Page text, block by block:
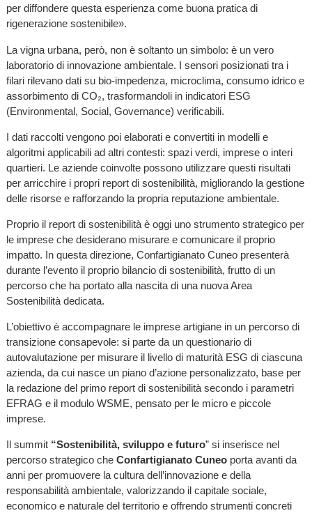
per diffondere questa esperienza come buona pratica di
rigenerazione sostenibile».
La vigna urbana, però, non è soltanto un simbolo: è un vero
laboratorio di innovazione ambientale. I sensori posizionati tra i
filari rilevano dati su bio-impedenza, microclima, consumo idrico e
assorbimento di CO₂, trasformandoli in indicatori ESG
(Environmental, Social, Governance) verificabili.
I dati raccolti vengono poi elaborati e convertiti in modelli e
algoritmi applicabili ad altri contesti: spazi verdi, imprese o interi
quartieri. Le aziende coinvolte possono utilizzare questi risultati
per arricchire i propri report di sostenibilità, migliorando la gestione
delle risorse e rafforzando la propria reputazione ambientale.
Proprio il report di sostenibilità è oggi uno strumento strategico per
le imprese che desiderano misurare e comunicare il proprio
impatto. In questa direzione, Confartigianato Cuneo presenterà
durante l’evento il proprio bilancio di sostenibilità, frutto di un
percorso che ha portato alla nascita di una nuova Area
Sostenibilità dedicata.
L’obiettivo è accompagnare le imprese artigiane in un percorso di
transizione consapevole: si parte da un questionario di
autovalutazione per misurare il livello di maturità ESG di ciascuna
azienda, da cui nasce un piano d’azione personalizzato, base per
la redazione del primo report di sostenibilità secondo i parametri
EFRAG e il modulo WSME, pensato per le micro e piccole
imprese.
Il summit“Sostenibilità, sviluppo e futuro” si inserisce nel
percorso strategico che Confartigianato Cuneoporta avanti da
anni per promuovere la cultura dell’innovazione e della
responsabilità ambientale, valorizzando il capitale sociale,
economico e naturale del territorio e offrendo strumenti concreti